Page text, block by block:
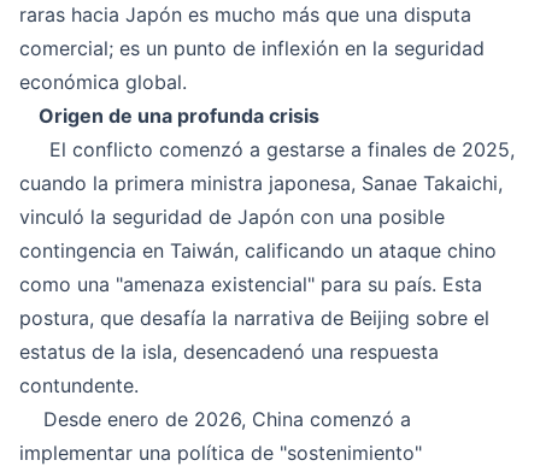
raras hacia Japón es mucho más que una disputa
comercial; es un punto de inflexión en la seguridad
económica global.
Origen de una profunda crisis
El conflicto comenzó a gestarse a finales de 2025,
cuando la primera ministra japonesa, Sanae Takaichi,
vinculó la seguridad de Japón con una posible
contingencia en Taiwán, calificando un ataque chino
como una "amenaza existencial" para su país. Esta
postura, que desafía la narrativa de Beijing sobre el
estatus de la isla, desencadenó una respuesta
contundente.
Desde enero de 2026, China comenzó a
implementar una política de "sostenimiento"